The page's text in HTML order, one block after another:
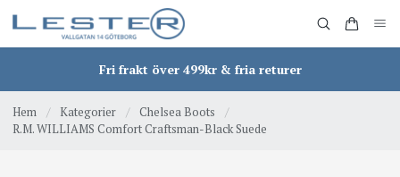
Fri frakt över 499kr & fria returer
Hem / Kategorier / Chelsea Boots
/
R.M. WILLIAMS Comfort Craftsman-Black Suede